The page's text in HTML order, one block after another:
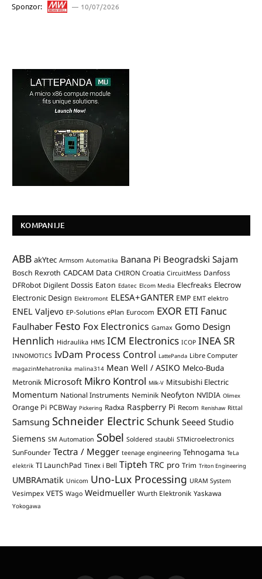
Sponzor: 10/07/2026
KOMPANIJE
ABB akYtec Armsom Automatika Banana Pi Beogradski Sajam
Bosch Rexroth CADCAM Data CHIRON Croatia CircuitMess Danfoss
DFRobot Digilent Dossis Eaton Edatec Elcom Media Elecfreaks Elecrow
Electronic Design Elektromont ELESA+GANTER EMP EMT elektro
ENEL Valjevo EP-Solutions ePlan Eurocom EXOR ETI Fanuc
Faulhaber Festo Fox Electronics Gamax Gomo Design
Hennlich Hidraulika HMS ICM Electronics ICOP INEA SR
INNOMOTICS IvDam Process Control LattePanda Libre Computer
magazinMehatronika malina314 Mean Well / ASIKO Melco-Buda
Metronik Microsoft Mikro Kontrol Milk-V Mitsubishi Electric
Momentum National Instruments Neminik Neofyton NVIDIA Olimex
Orange Pi PCBWay Pickering Radxa Raspberry Pi Recom Renishaw Rittal
Samsung Schneider ElectricSchunk Seeed Studio
Siemens SM Automation Sobel Soldered staubli STMicroelectronics
SunFounder Tectra / Megger teenage engineering Tehnogama TeLa
elektrik TI LaunchPad Tinex i Bell Tipteh TRC pro Trim Triton Engineering
UMBRAmatik Unicom Uno-Lux Processing URAM System
Vesimpex VETS Wago Weidmueller Wurth Elektronik Yaskawa
Yokogawa